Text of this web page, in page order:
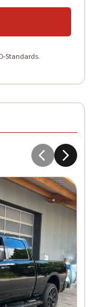
Standards.